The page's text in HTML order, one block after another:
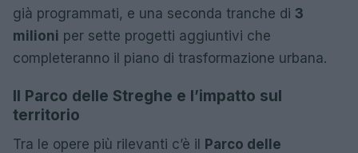
già programmati, e una seconda tranche di 3
milioni per sette progetti aggiuntivi che
completeranno il piano di trasformazione urbana.
Il Parco delle Streghe e l’impatto sul
territorio
Tra le opere più rilevanti c’è il
Parco delle